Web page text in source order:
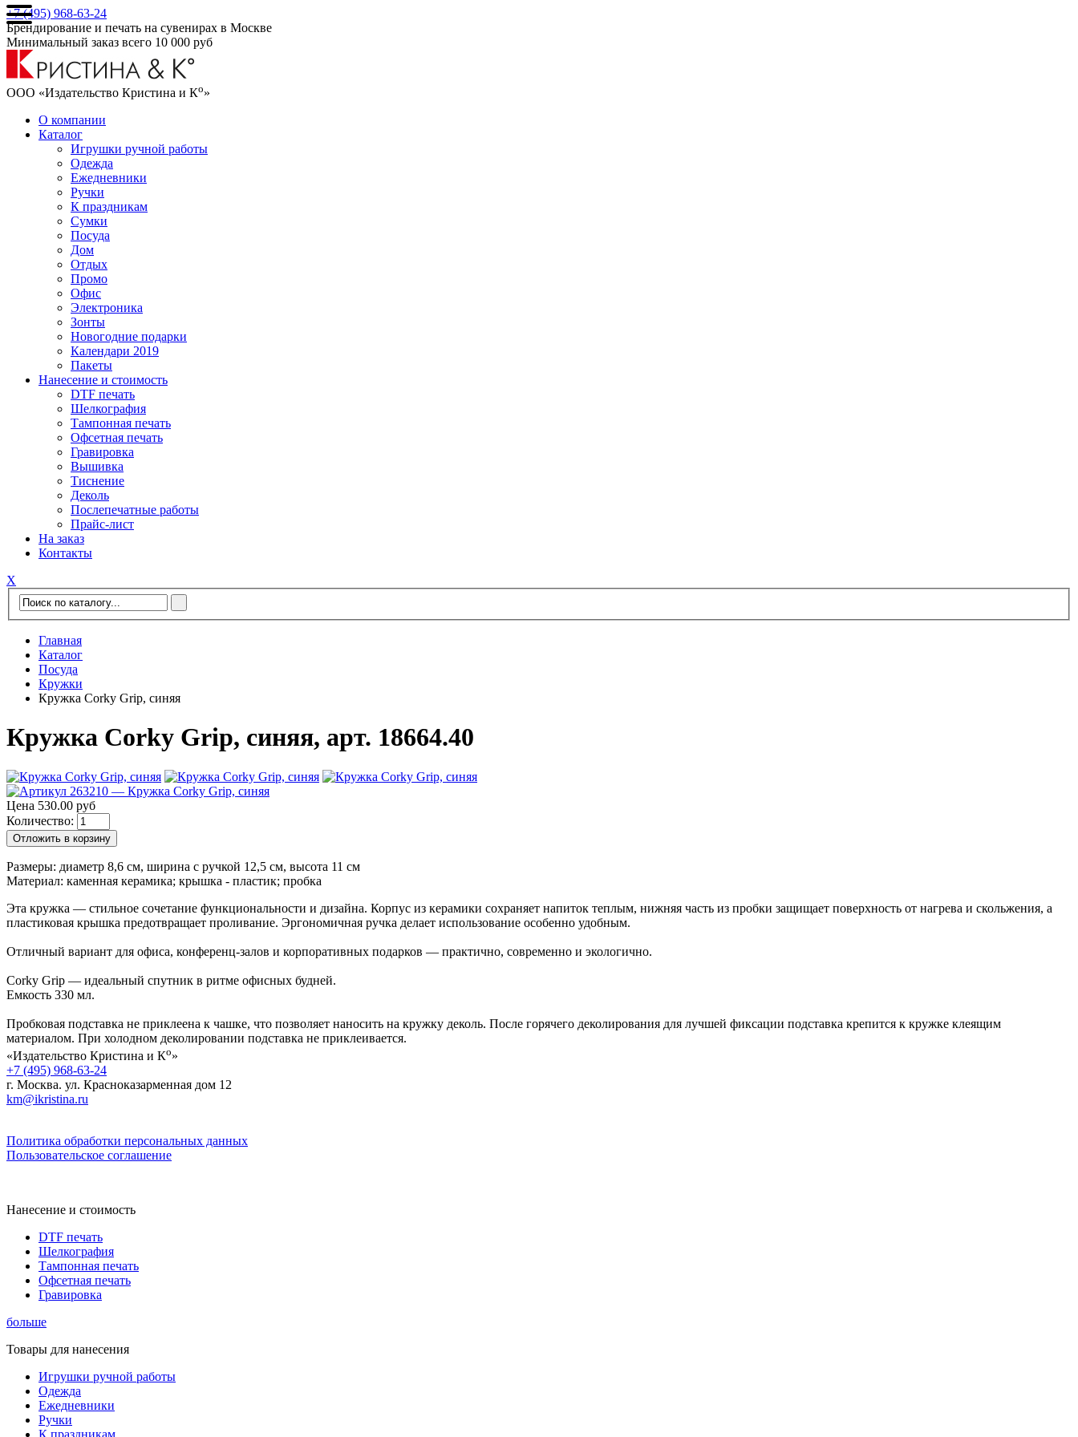
+7 (495) 968-63-24
Брендирование и печать на сувенирах в Москве
Минимальный заказ всего 10 000 руб
ООО «Издательство Кристина и Ко»
О компании
Каталог
Игрушки ручной работы
Одежда
Ежедневники
Ручки
К праздникам
Сумки
Посуда
Дом
Отдых
Промо
Офис
Электроника
Зонты
Новогодние подарки
Календари 2019
Пакеты
Нанесение и стоимость
DTF печать
Шелкография
Тампонная печать
Офсетная печать
Гравировка
Вышивка
Тиснение
Деколь
Послепечатные работы
Прайс-лист
На заказ
Контакты
Х
Главная
Каталог
Посуда
Кружки
Кружка Corky Grip, синяя
Кружка Corky Grip, синяя, арт. 18664.40
Цена 530.00 руб
Количество:
Отложить в корзину
Размеры: диаметр 8,6 см, ширина с ручкой 12,5 см, высота 11 см
Материал: каменная керамика; крышка - пластик; пробка
Эта кружка — стильное сочетание функциональности и дизайна. Корпус из керамики сохраняет напиток теплым, нижняя часть из пробки защищает поверхность от нагрева и скольжения, а
пластиковая крышка предотвращает проливание. Эргономичная ручка делает использование особенно удобным.
Отличный вариант для офиса, конференц-залов и корпоративных подарков — практично, современно и экологично.
Corky Grip — идеальный спутник в ритме офисных будней.
Емкость 330 мл.
Пробковая подставка не приклеена к чашке, что позволяет наносить на кружку деколь. После горячего деколирования для лучшей фиксации подставка крепится к кружке клеящим
материалом. При холодном деколировании подставка не приклеивается.
«Издательство Кристина и Ко»
+7 (495) 968-63-24
г. Москва. ул. Красноказарменная дом 12
km@ikristina.ru
Политика обработки персональных данных
Пользовательское соглашение
Нанесение и стоимость
DTF печать
Шелкография
Тампонная печать
Офсетная печать
Гравировка
больше
Товары для нанесения
Игрушки ручной работы
Одежда
Ежедневники
Ручки